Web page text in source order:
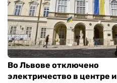
Во Львове отключено
электричество в центре и